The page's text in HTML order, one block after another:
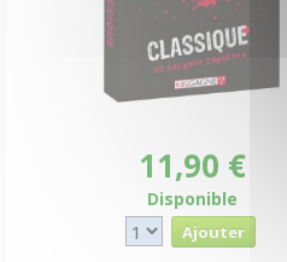
11,90 €
Disponible